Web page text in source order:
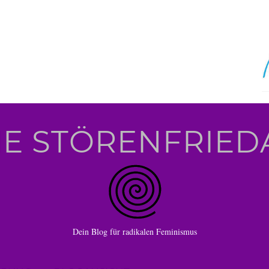
Dein Blog für radikalen Feminismus